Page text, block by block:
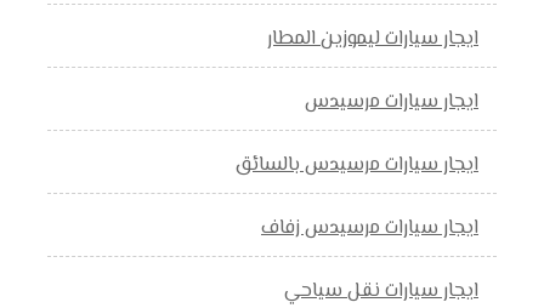
ايجار سيارات ليموزين المطار
ايجار سيارات مرسيدس
ايجار سيارات مرسيدس بالسائق
ايجار سيارات مرسيدس زفاف
ايجار سيارات نقل سياحي